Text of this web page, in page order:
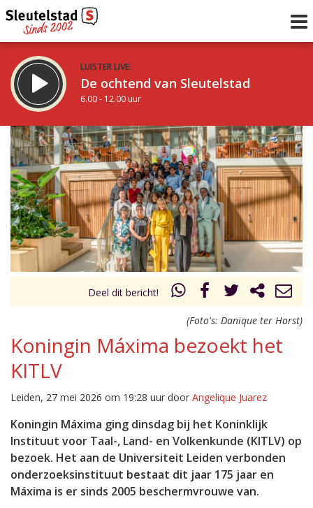
LUISTER LIVE:
De ochtend van Sleutelstad
6.00 - 12.00 uur
STRAKS:
De middag van Sleutelstad
12.00 - 18.00 uur
Vorig uur
uur 1 van 0 Volgend uur
Inklappen
Deel dit bericht!
(Foto's: Danique ter Horst)
Koningin Máxima bezoekt het
KITLV
Leiden, 27 mei 2026 om 19:28 uur door Angelique Juarez
Koningin Máxima ging dinsdag bij het Koninklijk
Instituut voor Taal-, Land- en Volkenkunde (KITLV) op
bezoek. Het aan de Universiteit Leiden verbonden
onderzoeksinstituut bestaat dit jaar 175 jaar en
Máxima is er sinds 2005 beschermvrouwe van.